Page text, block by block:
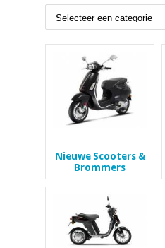
Nieuwe Scooters &
Brommers